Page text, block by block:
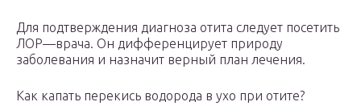
Для подтверждения диагноза отита следует посетить
ЛОР—врача. Он дифференцирует природу
заболевания и назначит верный план лечения.
Как капать перекись водорода в ухо при отите?